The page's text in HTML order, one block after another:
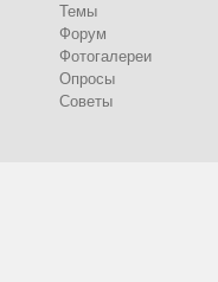
Темы
Форум
Фотогалереи
Опросы
Советы